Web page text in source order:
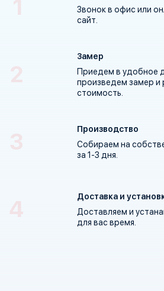
Звонок в офис или
сайт.
Замер
Приедем в удобное
произведем замер и
стоимость.
Производство
Собираем на
за 1-3 дня
Доставка и
Доставляем и
для вас время.